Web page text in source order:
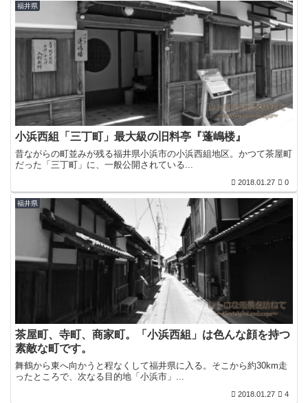
福井県
小浜西組「三丁町」最大級の旧料亭『蓬嶋楼』
昔ながらの町並みが残る福井県小浜市の小浜西組地区。かつて茶屋町
だった「三丁町」に、一般公開されている...
2018.01.27 0
福井県
茶屋町、寺町、商家町。「小浜西組」は色んな顔を持つ
素敵な町です。
舞鶴から東へ向かうと程なくして福井県に入る。そこから約30km走
ったところで、次なる目的地「小浜市」...
2018.01.27 4